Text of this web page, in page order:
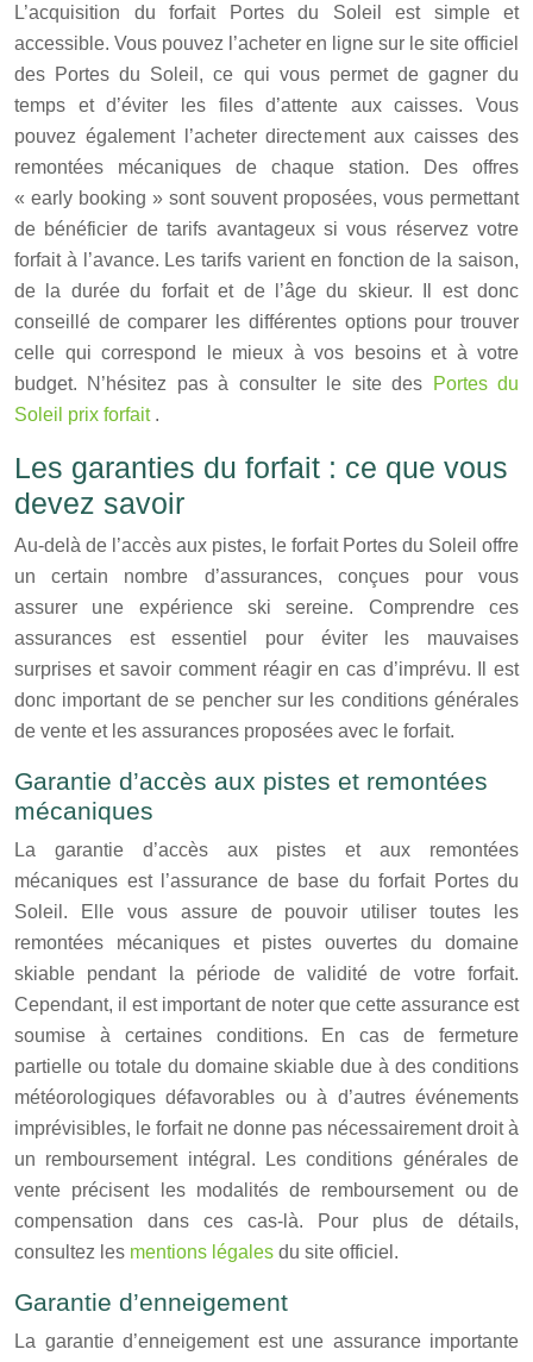
L’acquisition du forfait Portes du Soleil est simple et
accessible. Vous pouvez l’acheter en ligne sur le site officiel
des Portes du Soleil, ce qui vous permet de gagner du
temps et d’éviter les files d’attente aux caisses. Vous
pouvez également l’acheter directement aux caisses des
remontées mécaniques de chaque station. Des offres
« early booking » sont souvent proposées, vous permettant
de bénéficier de tarifs avantageux si vous réservez votre
forfait à l’avance. Les tarifs varient en fonction de la saison,
de la durée du forfait et de l’âge du skieur. Il est donc
conseillé de comparer les différentes options pour trouver
celle qui correspond le mieux à vos besoins et à votre
budget. N’hésitez pas à consulter le site des
Portes du
Soleil prix forfait .
Les garanties du forfait : ce que vous
devez savoir
Au-delà de l’accès aux pistes, le forfait Portes du Soleil offre
un certain nombre d’assurances, conçues pour vous
assurer une expérience ski sereine. Comprendre ces
assurances est essentiel pour éviter les mauvaises
surprises et savoir comment réagir en cas d’imprévu. Il est
donc important de se pencher sur les conditions générales
de vente et les assurances proposées avec le forfait.
Garantie d’accès aux pistes et remontées
mécaniques
La garantie d’accès aux pistes et aux remontées
mécaniques est l’assurance de base du forfait Portes du
Soleil. Elle vous assure de pouvoir utiliser toutes les
remontées mécaniques et pistes ouvertes du domaine
skiable pendant la période de validité de votre forfait.
Cependant, il est important de noter que cette assurance est
soumise à certaines conditions. En cas de fermeture
partielle ou totale du domaine skiable due à des conditions
météorologiques défavorables ou à d’autres événements
imprévisibles, le forfait ne donne pas nécessairement droit à
un remboursement intégral. Les conditions générales de
vente précisent les modalités de remboursement ou de
compensation dans ces cas-là. Pour plus de détails,
consultez les mentions légales du site officiel.
Garantie d’enneigement
La garantie d’enneigement est une assurance importante